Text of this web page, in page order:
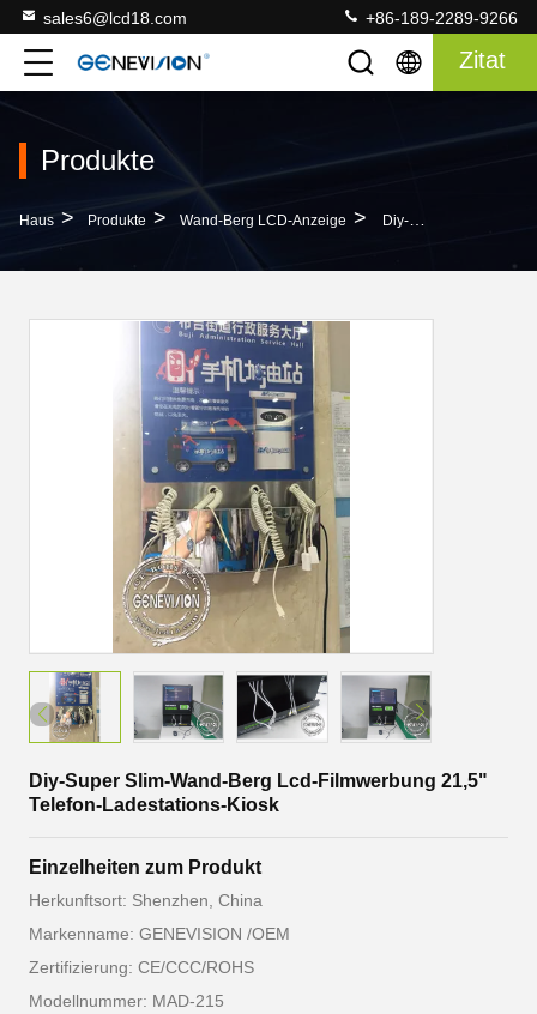
sales6@lcd18.com +86-189-2289-9266
Zitat
Produkte
Haus > Produkte > Wand-Berg LCD-Anzeige > Diy-Super Slim-Wand-Berg Lcd-Filmwerbung 21,5" Telefon-Ladestations-Kiosk
Diy-Super Slim-Wand-Berg Lcd-Filmwerbung 21,5"
Telefon-Ladestations-Kiosk
Einzelheiten zum Produkt
Herkunftsort: Shenzhen, China
Markenname: GENEVISION /OEM
Zertifizierung: CE/CCC/ROHS
Modellnummer: MAD-215